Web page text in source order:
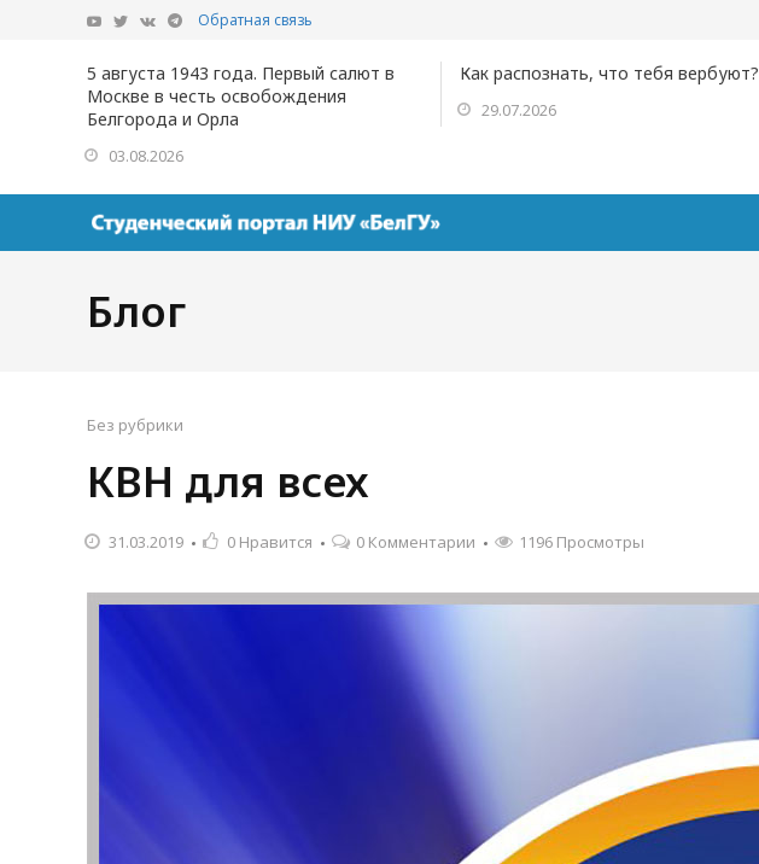
Обратная связь
5 августа 1943 года. Первый салют в
Москве в честь освобождения
Белгорода и Орла
03.08.2026
Как распознать, что тебя вербуют?
29.07.2026
Блог
Без рубрики
КВН для всех
31.03.2019 0 Нравится 0 Комментарии 1196 Просмотры